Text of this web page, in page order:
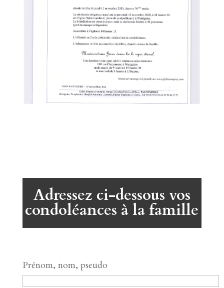
Adressez ci-dessous vos
condoléances à la famille
Prénom, nom, pseudo